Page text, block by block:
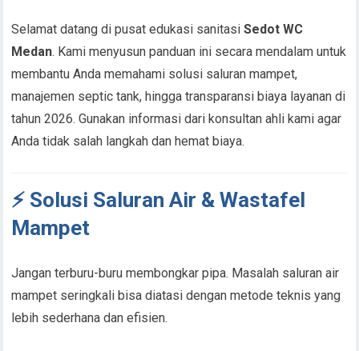
Selamat datang di pusat edukasi sanitasiSedot WC
Medan. Kami menyusun panduan ini secara mendalam untuk
membantu Anda memahami solusi saluran mampet,
manajemen septic tank, hingga transparansi biaya layanan di
tahun 2026. Gunakan informasi dari konsultan ahli kami agar
Anda tidak salah langkah dan hemat biaya.
⚡ Solusi Saluran Air & Wastafel
Mampet
Jangan terburu-buru membongkar pipa. Masalah saluran air
mampet seringkali bisa diatasi dengan metode teknis yang
lebih sederhana dan efisien.